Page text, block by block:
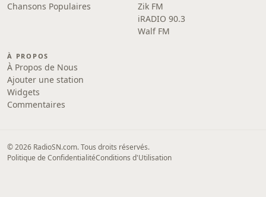
Chansons Populaires
Zik FM
iRADIO 90.3
Walf FM
À PROPOS
À Propos de Nous
Ajouter une station
Widgets
Commentaires
© 2026 RadioSN.com. Tous droits réservés.
Politique de ConfidentialitéConditions d'Utilisation